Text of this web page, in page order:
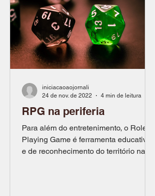
RPG na periferia
Para além do entretenimento, o Role-
Playing Game é ferramenta educativa
e de reconhecimento do território nas
iniciacaoaojornali
24 de nov. de 2022
4 min de leitura